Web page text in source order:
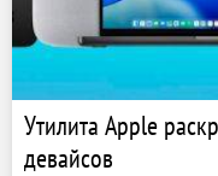
Утилита Apple
девайсов